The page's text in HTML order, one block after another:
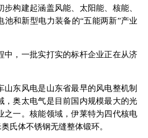
步构建起涵盖风能、太阳能、核能、
池和新型电力装备的“五能两新”产业
，一批实打实的标杆企业正在从济
东风电是山东省最早的风电整机制
，奥太电气是目前国内规模最大的光
之一。核能领域，伊莱特为四代核电
氏体不锈钢无缝整体锻环。